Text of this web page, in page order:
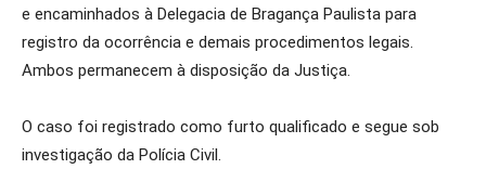
e encaminhados à Delegacia de Bragança Paulista para
registro da ocorrência e demais procedimentos legais.
Ambos permanecem à disposição da Justiça.
O caso foi registrado como furto qualificado e segue sob
investigação da Polícia Civil.